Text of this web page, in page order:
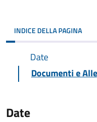
INDICE DELLA PAGINA
Date
Documenti e
Date